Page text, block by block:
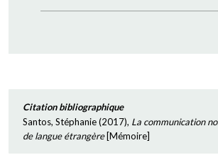
Citation bibliographique
Santos, Stéphanie(2017), La communication
de langue étrangère[Mémoire]